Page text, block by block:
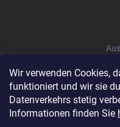
Wir verwenden Cookies,
funktioniert und wir sie
Datenverkehrs stetig
Informationen finden Sie